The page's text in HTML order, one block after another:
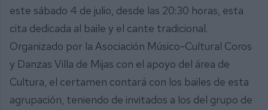
este sábado 4 de julio, desde las 20:30 horas, esta
cita dedicada al baile y el cante tradicional.
Organizado por la Asociación Músico-Cultural Coros
y Danzas Villa de Mijas con el apoyo del área de
Cultura, el certamen contará con los bailes de esta
agrupación, teniendo de invitados a los del grupo de